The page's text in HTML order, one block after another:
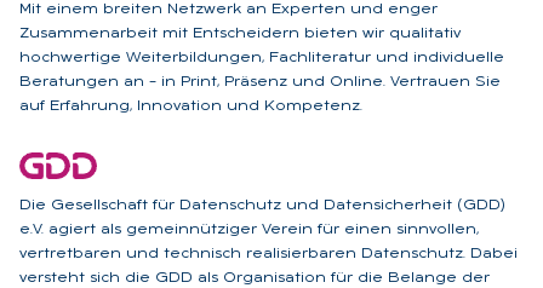
Mit einem breiten Netzwerk an Experten und enger
Zusammenarbeit mit Entscheidern bieten wir qualitativ
hochwertige Weiterbildungen, Fachliteratur und individuelle
Beratungen an – in Print, Präsenz und Online. Vertrauen Sie
auf Erfahrung, Innovation und Kompetenz.
Die Gesellschaft für Datenschutz und Datensicherheit (GDD)
e.V. agiert als gemeinnütziger Verein für einen sinnvollen,
vertretbaren und technisch realisierbaren Datenschutz. Dabei
versteht sich die GDD als Organisation für die Belange der